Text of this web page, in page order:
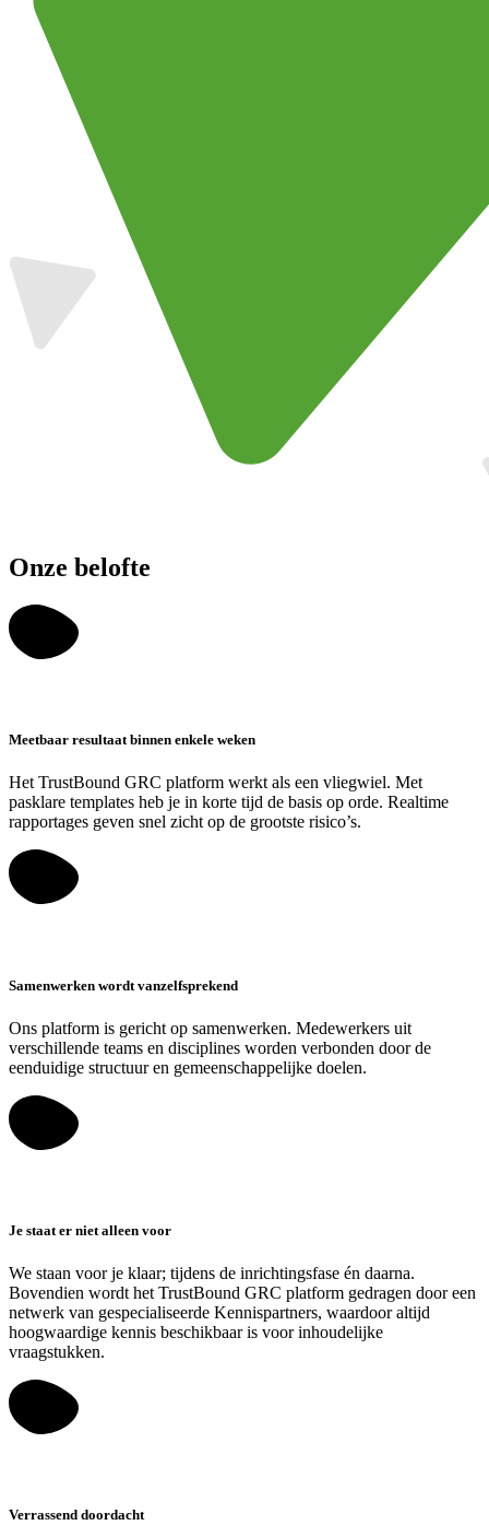
Onze belofte
Meetbaar resultaat binnen enkele weken
Het TrustBound GRC platform werkt als een vliegwiel. Met
pasklare templates heb je in korte tijd de basis op orde. Realtime
rapportages geven snel zicht op de grootste risico’s.
Samenwerken wordt vanzelfsprekend
Ons platform is gericht op samenwerken. Medewerkers uit
verschillende teams en disciplines worden verbonden door de
eenduidige structuur en gemeenschappelijke doelen.
Je staat er niet alleen voor
We staan voor je klaar; tijdens de inrichtingsfase én daarna.
Bovendien wordt het TrustBound GRC platform gedragen door een
netwerk van gespecialiseerde Kennispartners, waardoor altijd
hoogwaardige kennis beschikbaar is voor inhoudelijke
vraagstukken.
Verrassend doordacht